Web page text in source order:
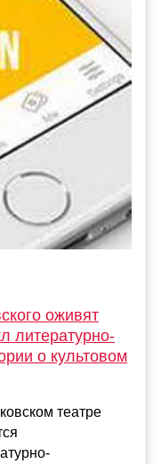
оживят
литературно-
о культовом
театре